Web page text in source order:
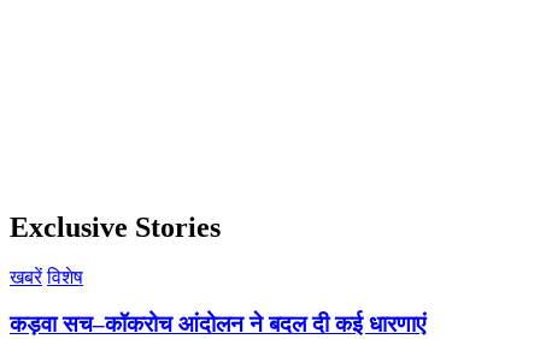
Exclusive Stories
खबरें विशेष
कड़वा सच–कॉकरोच आंदोलन ने बदल दी कई धारणाएं